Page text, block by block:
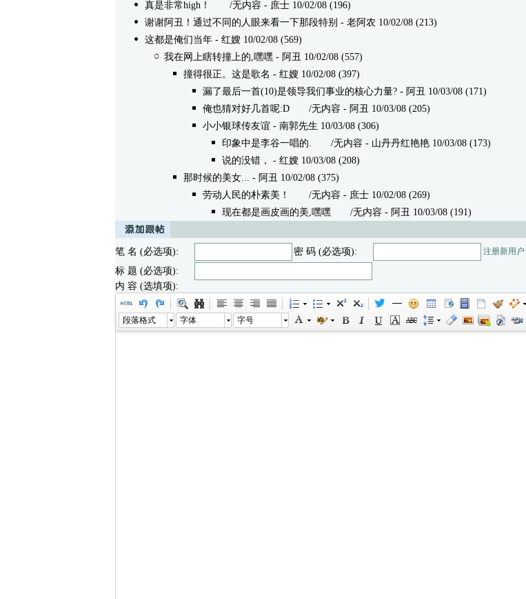
真是非常high！
/无内容 - 庶士 10/02/08 (196)
谢谢阿丑！通过不同的人眼来看一下那段特别 - 老阿农 10/02/08 (213)
这都是俺们当年- 红嫂 10/02/08 (569)
我在网上瞎转撞上的,嘿嘿- 阿丑 10/02/08 (557)
撞得很正。这是歌名 - 红嫂 10/02/08 (397)
漏了最后一首(10)是领导我们事业的核心力量?- 阿丑 10/03/08 (171)
俺也猜对好几首呢:D/无内容 - 阿丑 10/03/08 (205)
小小银球传友谊- 南郭先生 10/03/08 (306)
印象中是李谷一唱的. /无内容 - 山丹丹红艳艳 10/03/08 (173)
说的没错，
- 红嫂 10/03/08 (208)
那时候的美女... - 阿丑 10/02/08 (375)
劳动人民的朴素美！
/无内容 - 庶士 10/02/08 (269)
现在都是画皮画的美,嘿嘿/无内容 - 阿丑 10/03/08 (191)
笔 名 (必选项): 密 码 (必选项): 注册新用户
标 题 (必选项):
内 容 (选填项):
段落格式 字体 字号